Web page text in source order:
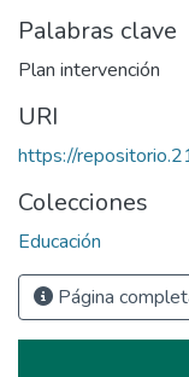
Palabras clave
Plan intervención
URI
https://
Colecciones
Educación
Página